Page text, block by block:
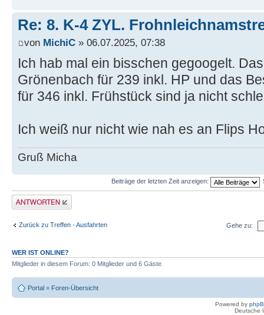
Re: 8. K-4 ZYL.
von MichiC » 06.07.2025, 07:38
Ich hab mal ein bisschen gegoogelt.
Grönenbach für 239 inkl. HP und das
für 346 inkl. Frühstück sind ja nicht
Ich weiß nur nicht wie nah es an Flips
Gruß Micha
Beiträge der letzten Zeit anzeigen:
Antwort schreiben
Zurück zu Treffen - Ausfahrten Gehe zu:
WER IST ONLINE?
Mitglieder in diesem Forum: 0 Mitglieder und 6 Gäste
Portal » Foren-Übersicht
Powered by
Deutsche